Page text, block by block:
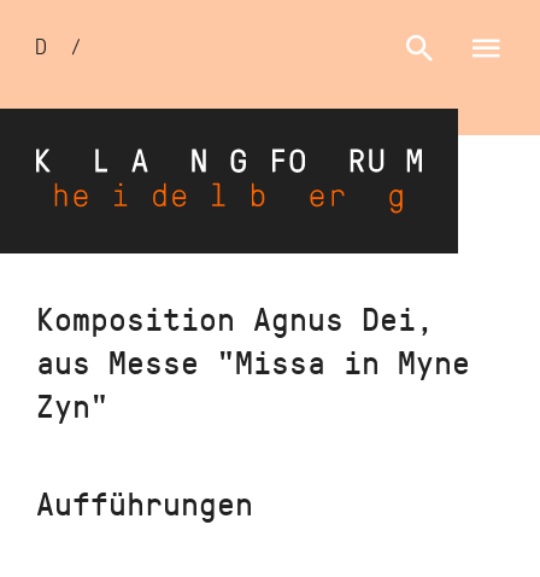
Direkt
Inhalt
Sprachumschalter
D /
Komposition Agnus Dei,
aus Messe "Missa in Myne
Zyn"
Aufführungen